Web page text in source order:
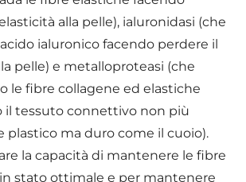
alla pelle), ialuronidasi (che
ialuronico facendo perdere il
pelle) e metalloproteasi (che
le fibre collagene ed elastiche
il tessuto connettivo non più
plastico ma duro come il cuoio).
la capacità di mantenere le fibre
stato ottimale e per mantenere